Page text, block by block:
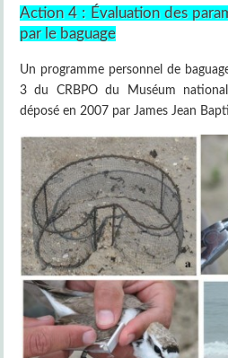
Action 4 : Évaluation des
par le baguage
Un programme personnel de
3 du CRBPO du Muséum
déposé en 2007 par James Jean